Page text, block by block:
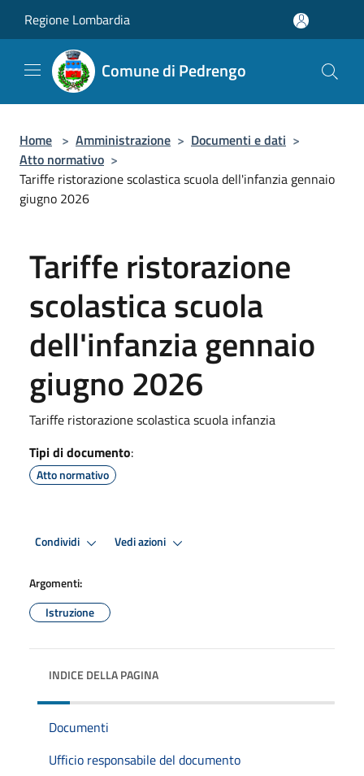
Regione Lombardia
Comune di Pedrengo
Home > Amministrazione > Documenti e dati >
Atto normativo >
Tariffe ristorazione scolastica scuola dell'infanzia gennaio
giugno 2026
Tariffe ristorazione
scolastica scuola
dell'infanzia gennaio
giugno 2026
Tariffe ristorazione scolastica scuola infanzia
Tipi di documento:
Atto normativo
Condividi Vedi azioni
Argomenti:
Istruzione
INDICE DELLA PAGINA
Documenti
Ufficio responsabile del documento